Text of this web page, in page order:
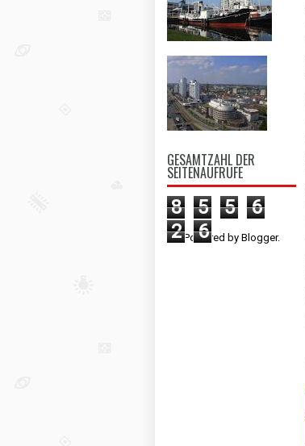
GESAMTZAHL DER
SEITENAUFRUFE
8 5 5
6
2
6
Powered by Blogger.